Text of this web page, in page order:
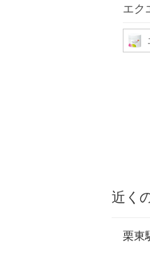
エク
近く
栗東